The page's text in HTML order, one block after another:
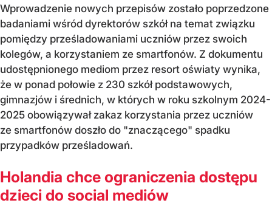
Wprowadzenie nowych przepisów zostało poprzedzone
badaniami wśród dyrektorów szkół na temat związku
pomiędzy prześladowaniami uczniów przez swoich
kolegów, a korzystaniem ze smartfonów. Z dokumentu
udostępnionego mediom przez resort oświaty wynika,
że w ponad połowie z 230 szkół podstawowych,
gimnazjów i średnich, w których w roku szkolnym 2024-
2025 obowiązywał zakaz korzystania przez uczniów
ze smartfonów doszło do "znaczącego" spadku
przypadków prześladowań.
Holandia chce ograniczenia dostępu
dzieci do social mediów